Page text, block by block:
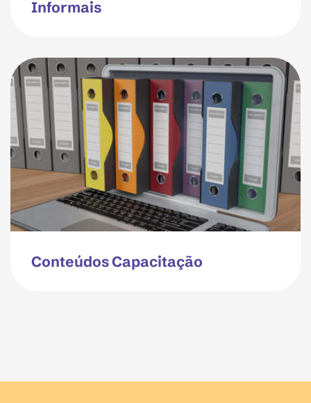
Informais
Conteúdos Capacitação